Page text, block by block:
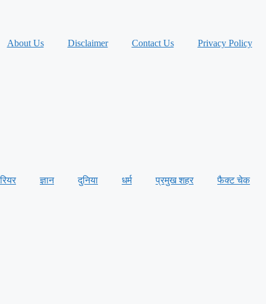
About Us Disclaimer Contact Us Privacy Policy
ज्ञान दुनिया धर्म प्रमुख शहर फैक्ट चेक